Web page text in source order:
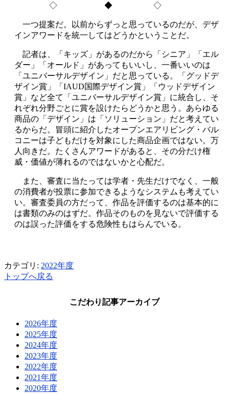
◇ ◆ ◇
一つ提案だ。以前からずっと思っているのだが、デザ
インアワードを統一してはどうかということだ。
記者は、「キッズ」があるのだから「シニア」「エル
ダー」「オールド」があってもいいし、一番いいのは
「ユニバーサルデザイン」だと思っている。「グッドデ
ザイン賞」「IAUD国際デザイン賞」「ウッドデザイン
賞」など全て「ユニバーサルデザイン賞」に統合し、そ
れぞれ分野ごとに賞を設けたらどうかと思う。あらゆる
商品の「デザイン」は「ソリューション」だと考えてい
るからだ。冒頭に紹介したオープンエアリビング・バル
コニーは子どもだけを対象にした商品企画ではない。万
人向きだ。たくさんアワードがあると、その分だけ権
威・価値が薄れるのではないかと心配だ。
また、審査に当たっては学者・先生だけでなく、一般
の消費者が投票に参加できるようなシステムも考えてい
い。審査委員の方だって、作品を評価するのは基本的に
は書類のみのはずだ。作品そのものを見ないで評価する
のは誤った評価をする危険性もはらんでいる。
カテゴリ: 2022年度
トップへ戻る
こだわり記事アーカイブ
2026年度
2025年度
2024年度
2023年度
2022年度
2021年度
2020年度